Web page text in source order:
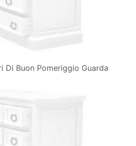
Di Buon Pomeriggio Guarda